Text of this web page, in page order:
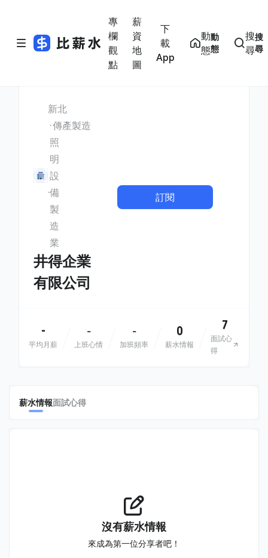
專
欄
觀
點
薪
資
地
圖
下
載
App
動
態
動
態
搜
尋
搜
尋
新北
傳產製造
照
明
設
備
製
造
業
井得企業
有限公司
訂閱
-
平均月薪
-
上班心情
-
加班頻率
0
薪水情報
7
面試心
得
薪水情報面試心得
沒有薪水情報
來成為第一位分享者吧！